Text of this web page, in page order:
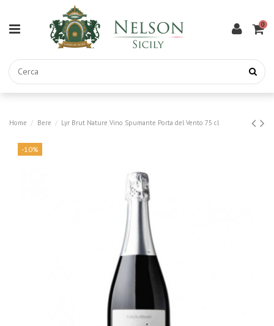
0
Home Bere Lyr Brut Nature Vino Spumante Porta del Vento 75 cl
-10%